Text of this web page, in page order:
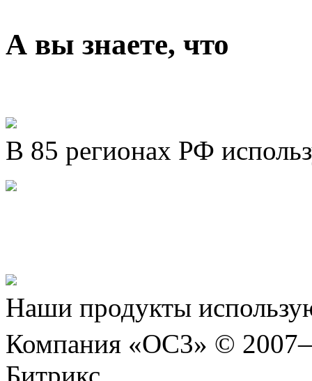
А вы знаете, что
В 85 регионах РФ
Наши продукты
Компания «ОС3» ©
Битрикс